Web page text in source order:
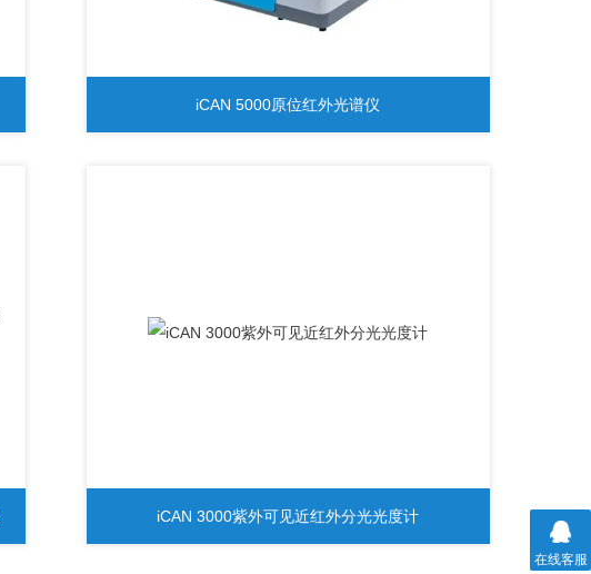
iCAN 5000原位红外光谱仪
iCAN 3000紫外可见近红外分光光度计
在线客服